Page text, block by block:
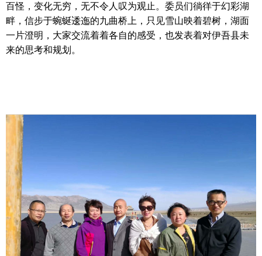
百怪，变化无穷，无不令人叹为观止。委员们徜徉于幻彩湖
畔，信步于蜿蜒逶迤的九曲桥上，只见雪山映着碧树，湖面
一片澄明，大家交流着着各自的感受，也发表着对伊吾县未
来的思考和规划。